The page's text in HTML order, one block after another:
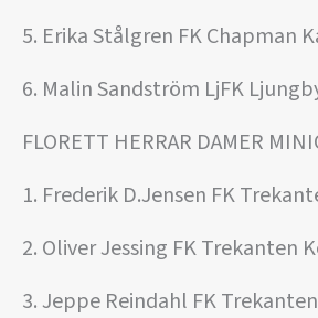
5. Erika Stålgren FK Chapman
6. Malin Sandström LjFK
FLORETT HERRAR DAMER
1. Frederik D.Jensen FK
2. Oliver Jessing FK Trekanten
3. Jeppe Reindahl FK